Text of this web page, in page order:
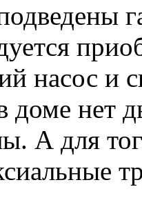
насос и
доме нет
А для